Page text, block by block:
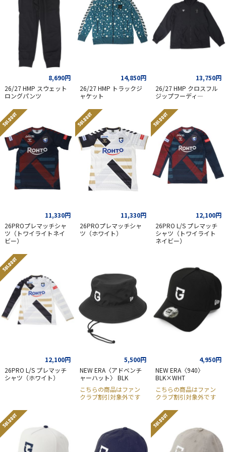
8,690円
26/27 HMP スウェット
ロングパンツ
14,850円
26/27 HMP トラックジ
ャケット
13,750円
26/27 HMP クロスフル
ジップフーディ―
SOLD OUT
11,330円
26PROプレマッチシャ
ツ（トワイライトネイ
ビー）
SOLD OUT
11,330円
26PROプレマッチシャ
ツ（ホワイト）
SOLD OUT
12,100円
26PRO L/S プレマッチ
シャツ（トワイライト
ネイビー）
SOLD OUT
12,100円
26PRO L/S プレマッチ
シャツ（ホワイト）
5,500円
NEW ERA〈アドベンチ
ャーハット〉 BLK
こちらの商品はファン
クラブ割引対象外です
4,950円
NEW ERA〈940〉
BLK×WHT
こちらの商品はファン
クラブ割引対象外です
SOLD OUT SOLD OUT